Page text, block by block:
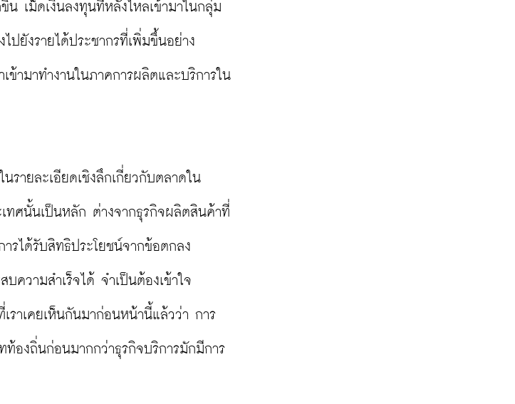
เม็ดเงินลงทุนที่หลั่งไหลเข้ามาในกลุ่ม
ปยังรายได้ประชากรที่เพิ่มขึ้นอย่าง
ามาทำงานในภาคการผลิตและบริการใน
รายละเอียดเชิงลึกเกี่ยวกับตลาดใน
ทศนั้นเป็นหลัก ต่างจากธุรกิจผลิตสินค้าที่
รได้รับสิทธิประโยชน์จากข้อตกลง
ความสำเร็จได้ จำเป็นต้องเข้าใจ
าเคยเห็นกันมาก่อนหน้านี้แล้วว่า การ
องถิ่นก่อนมากกว่าธุรกิจบริการมักมีการ